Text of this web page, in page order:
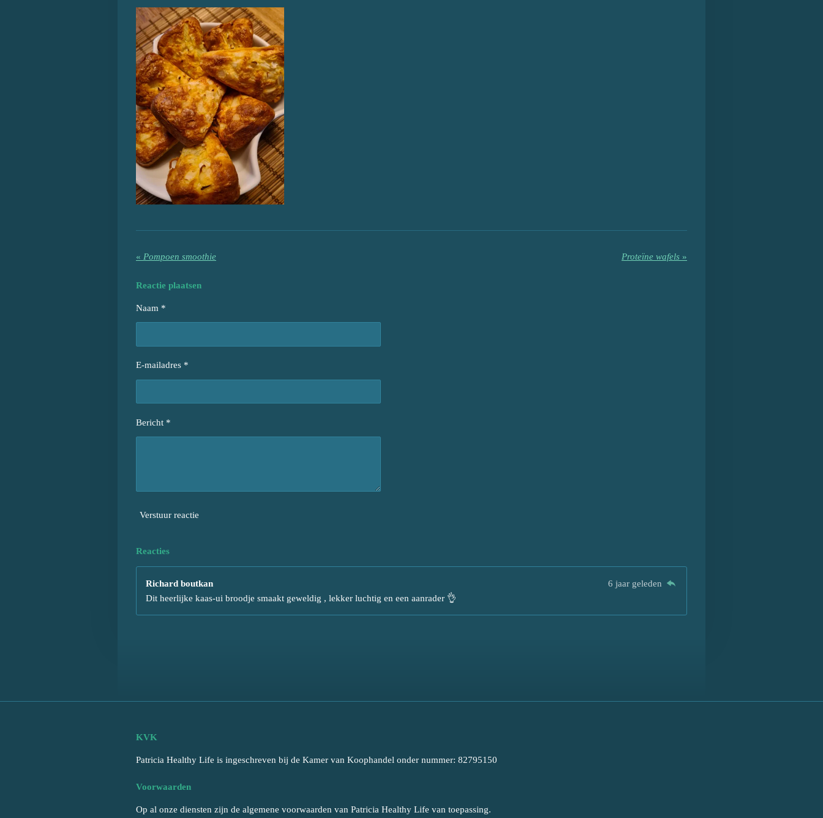
« Pompoen smoothie Proteïne wafels »
Reactie plaatsen
Naam *
E-mailadres *
Bericht *
Verstuur reactie
Reacties
Richard boutkan
6 jaar geleden
Dit heerlijke kaas-ui broodje smaakt geweldig , lekker luchtig en een aanrader 👌
KVK
Patricia Healthy Life is ingeschreven bij de Kamer van Koophandel onder nummer: 82795150
Voorwaarden
Op al onze diensten zijn de algemene voorwaarden van Patricia Healthy Life van toepassing.